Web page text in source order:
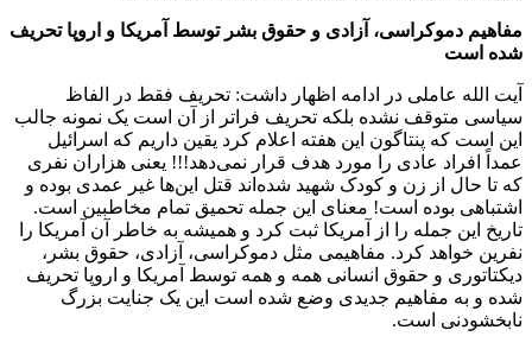
مفاهیم دموکراسی، آزادی و حقوق بشر توسط آمریکا و اروپا تحریف
شده است
آیت الله عاملی در ادامه اظهار داشت: تحریف فقط در الفاظ
سیاسی متوقف نشده بلکه تحریف فراتر از آن است یک نمونه جالب
این است که پنتاگون این هفته اعلام کرد یقین داریم که اسرائیل
عمداً افراد عادی را مورد هدف قرار نمی‌دهد!!! یعنی هزاران نفری
که تا حال از زن و کودک شهید شده‌اند قتل این‌ها غیر عمدی بوده و
اشتباهی بوده است! معنای این جمله تحمیق تمام مخاطبین است.
تاریخ این جمله را از آمریکا ثبت کرد و همیشه به خاطر آن آمریکا را
نفرین خواهد کرد. مفاهیمی مثل دموکراسی، آزادی، حقوق بشر،
دیکتاتوری و حقوق انسانی همه و همه توسط آمریکا و اروپا تحریف
شده و به مفاهیم جدیدی وضع شده است این یک جنایت بزرگ
نابخشودنی است.